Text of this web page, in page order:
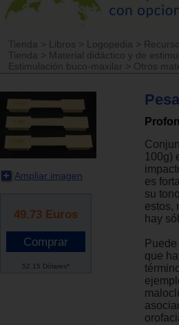
Tienda > Libros > Logopedia >
Tienda
> Material didáctico y de
Estimulación buco-maxilar > Otros
Ampliar imagen
49.73 Euros
52.15 Dólares*
100g)
es
su
estos,
hay
que